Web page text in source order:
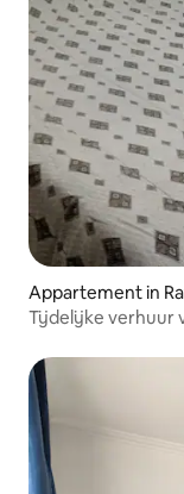
Appartement in
Tijdelijke verhuur